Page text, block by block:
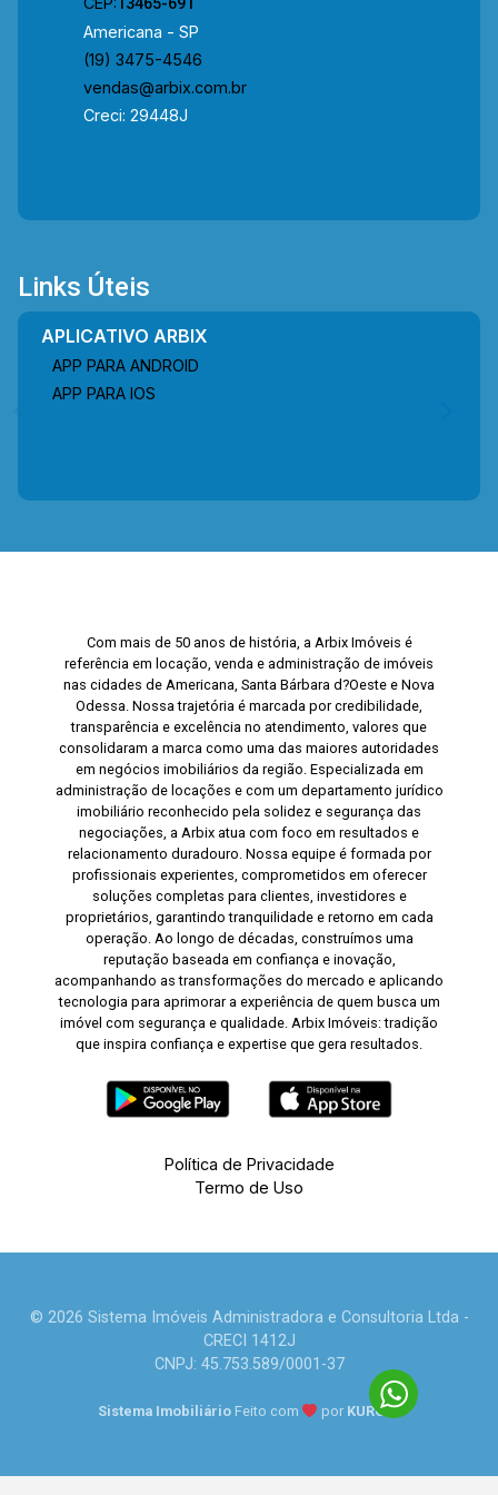
Americana - SP
(19) 3475-4546
vendas@arbix.com.br
Creci: 29448J
Links Úteis
APLICATIVO ARBIX
APP PARA ANDROID
APP PARA IOS
Com mais de 50 anos de história, a Arbix Imóveis é
referência em locação, venda e administração de imóveis
nas cidades de Americana, Santa Bárbara d?Oeste e Nova
Odessa. Nossa trajetória é marcada por credibilidade,
transparência e excelência no atendimento, valores que
consolidaram a marca como uma das maiores autoridades
em negócios imobiliários da região. Especializada em
administração de locações e com um departamento jurídico
imobiliário reconhecido pela solidez e segurança das
negociações, a Arbix atua com foco em resultados e
relacionamento duradouro. Nossa equipe é formada por
profissionais experientes, comprometidos em oferecer
soluções completas para clientes, investidores e
proprietários, garantindo tranquilidade e retorno em cada
operação. Ao longo de décadas, construímos uma
reputação baseada em confiança e inovação,
acompanhando as transformações do mercado e aplicando
tecnologia para aprimorar a experiência de quem busca um
imóvel com segurança e qualidade. Arbix Imóveis: tradição
que inspira confiança e expertise que gera resultados.
Política de Privacidade
Termo de Uso
© 2026 Sistema Imóveis Administradora e Consultoria Ltda -
CRECI 1412J
CNPJ: 45.753.589/0001-37
Sistema Imobiliário Feito com por KUROLE